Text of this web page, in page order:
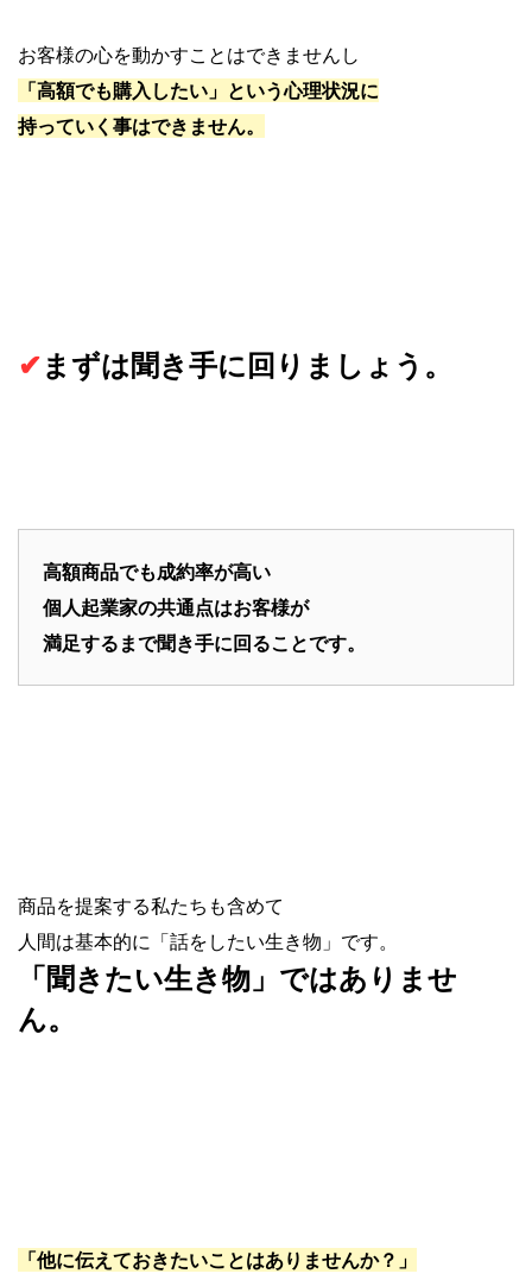
お客様の心を動かすことはできませんし
「高額でも購入したい」という心理状況に
持っていく事はできません。
✔まずは聞き手に回りましょう。
高額商品でも成約率が高い
個人起業家の共通点はお客様が
満足するまで聞き手に回ることです。
商品を提案する私たちも含めて
人間は基本的に「話をしたい生き物」です。
「聞きたい生き物」ではありませ
ん。
「他に伝えておきたいことはありませんか？」